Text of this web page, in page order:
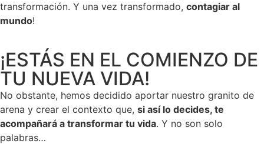
transformación. Y una vez transformado, contagiar al
mundo!
¡ESTÁS EN EL COMIENZO DE
TU NUEVA VIDA!
No obstante, hemos decidido aportar nuestro granito de
arena y crear el contexto que, si así lo decides, te
acompañará a transformar tu vida. Y no son solo
palabras…